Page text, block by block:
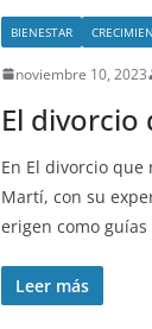
BIENESTAR
noviembre 10, 2023
El divorcio
En El divorcio que
Martí, con su
erigen como guías
Leer más